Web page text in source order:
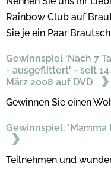
Rainbow Club auf
Sie je ein Paar
Gewinnspiel 'Nach 7
- ausgeflittert' - seit 14.
März 2008 auf DVD
Gewinnen Sie einen
Gewinnspiel: 'Mamma
Teilnehmen und